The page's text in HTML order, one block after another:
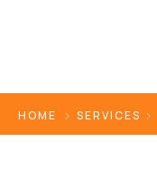
HOME SERVICES